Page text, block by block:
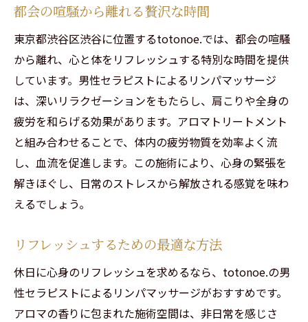
都会の喧騒から離れる贅沢な時間
東京都渋谷区渋谷に位置するtotonoe.では、都会の喧騒
から離れ、心と体をリフレッシュする特別な時間を提供
しています。男性セラピストによるリンパマッサージ
は、深いリラクゼーションをもたらし、肩こりや全身の
疲労を和らげる効果があります。アロマトリートメント
と組み合わせることで、体内の疲労物質を効率よく流
し、血流を促進します。この施術により、心身の緊張を
解きほぐし、日常のストレスから解放される感覚を味わ
えるでしょう。
リフレッシュするための最適な方法
休日に心身のリフレッシュを求めるなら、totonoe.の男
性セラピストによるリンパマッサージがおすすめです。
アロマの香りに包まれた施術空間は、非日常を感じさ